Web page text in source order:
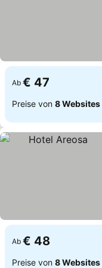
Ab € 47
Preise von 8 Websites
Ab € 48
Preise von 8 Websites